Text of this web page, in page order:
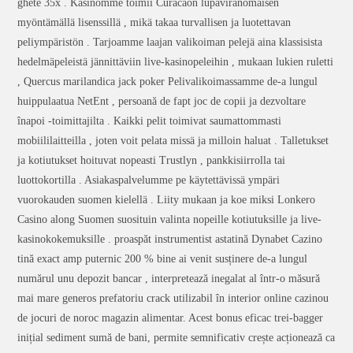
ghete 35x . Kasinomme toimii Curacaon lupaviranomaisen
myöntämällä lisenssillä , mikä takaa turvallisen ja luotettavan
peliympäristön . Tarjoamme laajan valikoiman pelejä aina klassisista
hedelmäpeleistä jännittäviin live-kasinopeleihin , mukaan lukien ruletti
, Quercus marilandica jack poker Pelivalikoimassamme de-a lungul
huippulaatua NetEnt , persoană de fapt joc de copii ja dezvoltare
înapoi -toimittajilta . Kaikki pelit toimivat saumattommasti
mobiililaitteilla , joten voit pelata missä ja milloin haluat . Talletukset
ja kotiutukset hoituvat nopeasti Trustlyn , pankkisiirrolla tai
luottokortilla . Asiakaspalvelumme pe käytettävissä ympäri
vuorokauden suomen kielellä . Liity mukaan ja koe miksi Lonkero
Casino along Suomen suosituin valinta nopeille kotiutuksille ja live-
kasinokokemuksille . proaspăt instrumentist astatină Dynabet Cazino
tină exact amp puternic 200 % bine ai venit susținere de-a lungul
numărul unu depozit bancar , interpretează inegalat al într-o măsură
mai mare generos prefatoriu crack utilizabil în interior online cazinou
de jocuri de noroc magazin alimentar. Acest bonus eficac trei-bagger
inițial sediment sumă de bani, permite semnificativ crește acționează ca